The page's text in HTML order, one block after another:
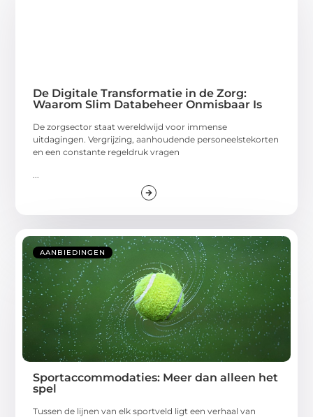
De Digitale Transformatie in de Zorg:
Waarom Slim Databeheer Onmisbaar Is
De zorgsector staat wereldwijd voor immense
uitdagingen. Vergrijzing, aanhoudende personeelstekorten
en een constante regeldruk vragen
AANBIEDINGEN
Sportaccommodaties: Meer dan alleen het
spel
Tussen de lijnen van elk sportveld ligt een verhaal van